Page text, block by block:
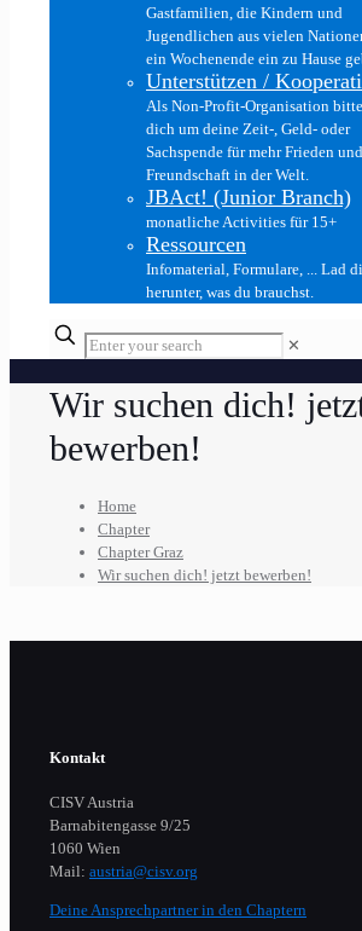
Gastfamilien, die Kindern und
Jugendlichen aus vielen
ein Wochenende ein zu Hause
Unterstützen /
Als Non-Profit-Organisation
dich um deine Zeit-, Geld- oder
Sachspende für mehr Frieden und
Freundschaft in der Welt.
JBAct! (Junior Branch)
monatliche Activities für 15+
Ressourcen
Infomaterial, Formulare, ... Lad
herunter, was du brauchst.
✕
Wir suchen dich!
bewerben!
Home
Chapter
Chapter Graz
Wir suchen dich! jetzt bewerben!
Kontakt
CISV Austria
Barnabitengasse 9/25
1060 Wien
Mail: austria@cisv.org
Deine Ansprechpartner in den Chaptern